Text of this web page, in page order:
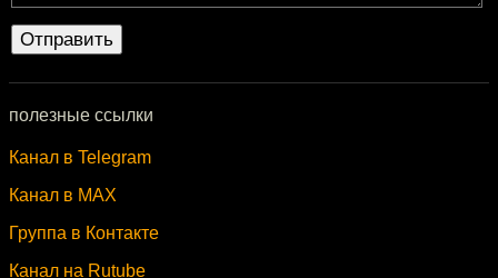
полезные ссылки
Канал в Telegram
Канал в MAX
Группа в Контакте
Канал на Rutube